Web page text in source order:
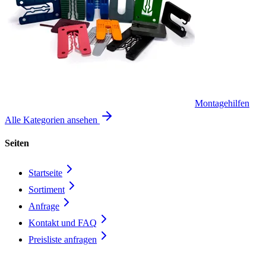
Montagehilfen
Alle Kategorien ansehen
Seiten
Startseite
Sortiment
Anfrage
Kontakt und FAQ
Preisliste anfragen